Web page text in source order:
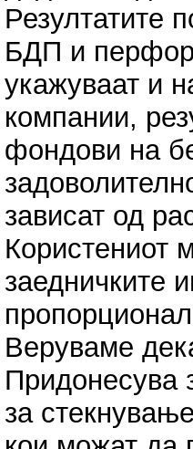
Резултатите
БДП и
укажуваат и
компании,
фондови на
зависат од
Користениот
заедничките
Веруваме
Придонесува
за